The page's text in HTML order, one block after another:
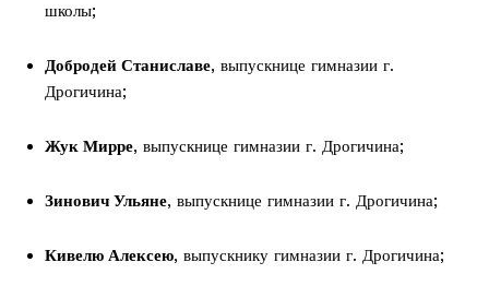
Газета
школы;
Добродей Станиславе, выпускнице гимназии г.
Дрогичина;
Жук Мирре, выпускнице гимназии г. Дрогичина;
Зинович Ульяне, выпускнице гимназии г. Дрогичина;
Кивелю Алексею, выпускнику гимназии г. Дрогичина;